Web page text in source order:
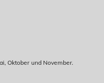
Oktober und November.